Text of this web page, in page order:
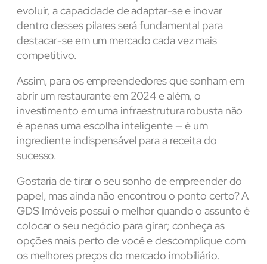
evoluir, a capacidade de adaptar-se e inovar
dentro desses pilares será fundamental para
destacar-se em um mercado cada vez mais
competitivo.
Assim, para os empreendedores que sonham em
abrir um restaurante em 2024 e além, o
investimento em uma infraestrutura robusta não
é apenas uma escolha inteligente — é um
ingrediente indispensável para a receita do
sucesso.
Gostaria de tirar o seu sonho de empreender do
papel, mas ainda não encontrou o ponto certo? A
GDS Imóveis possui o melhor quando o assunto é
colocar o seu negócio para girar; conheça as
opções mais perto de você e descomplique com
os melhores preços do mercado imobiliário.